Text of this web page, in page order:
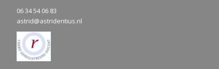
06 34 54 06 83
astrid@astridentius.nl